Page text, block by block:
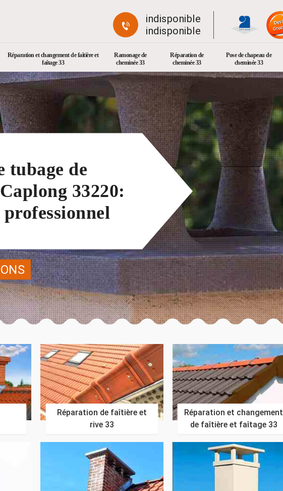
indisponible
indisponible
Réparation et changement de faîtière et
faîtage 33
Ramonage de
cheminée 33
Réparation de
cheminée 33
Pose de chapeau de
cheminée 33
tubage de
33220:
Réparation de faîtière et
rive 33
Réparation et changement
de faîtière et faîtage 33